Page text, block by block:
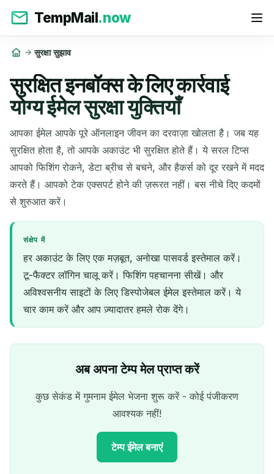
TempMail.now
सुरक्षा सुझाव
सुरक्षित इनबॉक्स के लिए कार्रवाई
योग्य ईमेल सुरक्षा युक्तियाँ
आपका ईमेल आपके पूरे ऑनलाइन जीवन का दरवाज़ा खोलता है। जब यह
सुरक्षित होता है, तो आपके अकाउंट भी सुरक्षित होते हैं। ये सरल टिप्स
आपको फिशिंग रोकने, डेटा ब्रीच से बचने, और हैकर्स को दूर रखने में मदद
करते हैं। आपको टेक एक्सपर्ट होने की ज़रूरत नहीं। बस नीचे दिए कदमों
से शुरुआत करें।
संक्षेप में
हर अकाउंट के लिए एक मज़बूत, अनोखा पासवर्ड इस्तेमाल करें।
टू-फैक्टर लॉगिन चालू करें। फिशिंग पहचानना सीखें। और
अविश्वसनीय साइटों के लिए डिस्पोजेबल ईमेल इस्तेमाल करें। ये
चार काम करें और आप ज़्यादातर हमले रोक देंगे।
अब अपना टेम्प मेल प्राप्त करें
कुछ सेकंड में गुमनाम ईमेल भेजना शुरू करें - कोई पंजीकरण
आवश्यक नहीं!
टेम्प ईमेल बनाएं